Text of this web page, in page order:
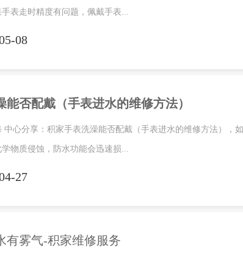
表走时精度有问题，佩戴手表...
08
能否配戴（手表进水的维修方法）
中心分享：积家手表洗澡能否配戴（手表进水的维修方法），
物质侵蚀，防水功能会迅速损...
27
有雾气-积家维修服务